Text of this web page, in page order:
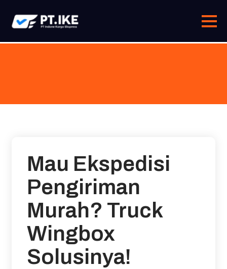
content
Mau Ekspedisi
Pengiriman
Murah? Truck
Wingbox
Solusinya!